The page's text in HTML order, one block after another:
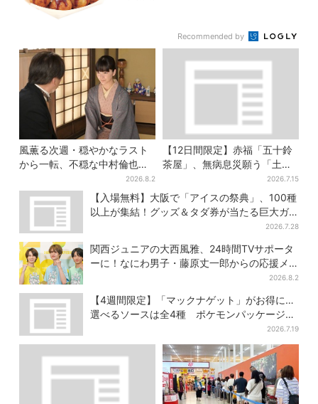
Recommended by
風薫る次週・穏やかなラスト
から一転、不穏な中村倫也の
登場に視聴者期待「いよいよ
登場だ」
2026.8.2
【12日間限定】赤福「五十鈴
茶屋」、無病息災願う「土用
さわ餅」販売スタート 関西8
カ所でも買える
2026.7.15
【入場無料】大阪で「アイスの祭典」、100種
以上が集結！グッズ＆タダ券が当たる巨大ガ
2026.7.28
関西ジュニアの大西風雅、24時間TVサポータ
ーに！なにわ男子・藤原丈一郎からの応援メ
2026.8.2
【4週間限定】「マックナゲット」がお得に…
選べるソースは全4種 ポケモンパッケージは
2026.7.19